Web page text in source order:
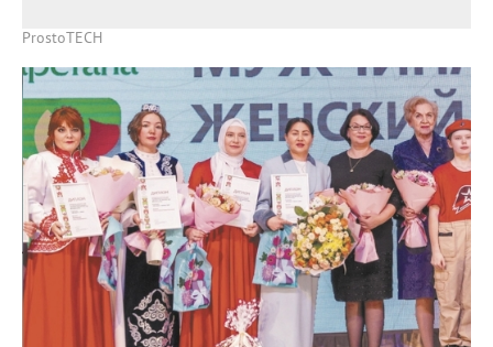
ProstoTECH